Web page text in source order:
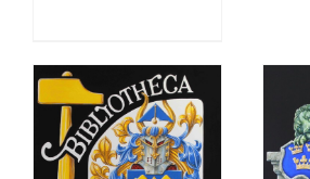
LÄGG TILL I
VARUKORG
DETALJER